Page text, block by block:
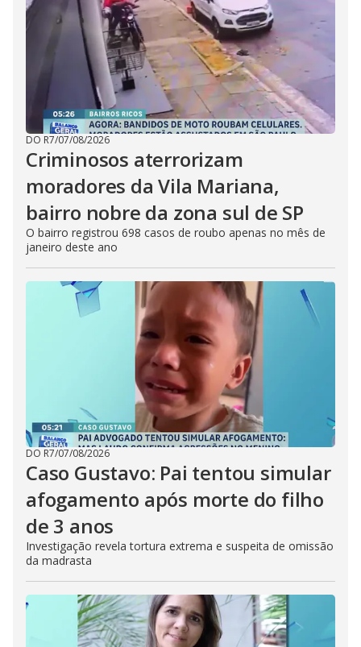
DO R7/07/08/2026
Criminosos aterrorizam
moradores da Vila Mariana,
bairro nobre da zona sul de SP
O bairro registrou 698 casos de roubo apenas no mês de
janeiro deste ano
DO R7/07/08/2026
Caso Gustavo: Pai tentou simular
afogamento após morte do filho
de 3 anos
Investigação revela tortura extrema e suspeita de omissão
da madrasta